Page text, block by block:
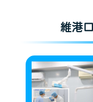
維港